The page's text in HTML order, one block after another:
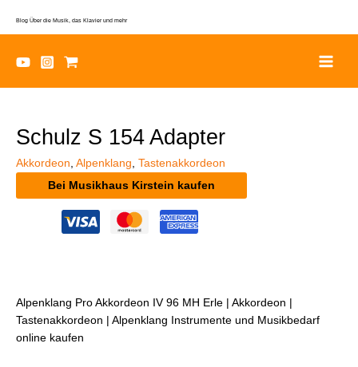
Blog Über die Musik, das Klavier und mehr
Schulz S 154 Adapter
Akkordeon Alpenklang Tastenakkordeon
Bei Musikhaus Kirstein kaufen
Alpenklang Pro Akkordeon IV 96 MH Erle | Akkordeon |
Tastenakkordeon | Alpenklang Instrumente und Musikbedarf
online kaufen